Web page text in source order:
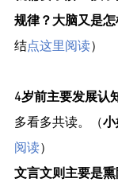
规律？大脑又是
结点这里阅读）
4岁前主要发展认
多看多共读。（
阅读）
文言文则主要是熏